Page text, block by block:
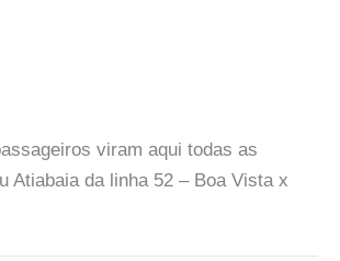
viram aqui todas as
Atiabaia da linha 52 – Boa Vista x